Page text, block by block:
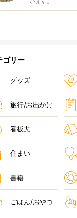
ゴリー
グッズ
旅行/お出かけ
看板犬
住まい
書籍
ごはん/おやつ